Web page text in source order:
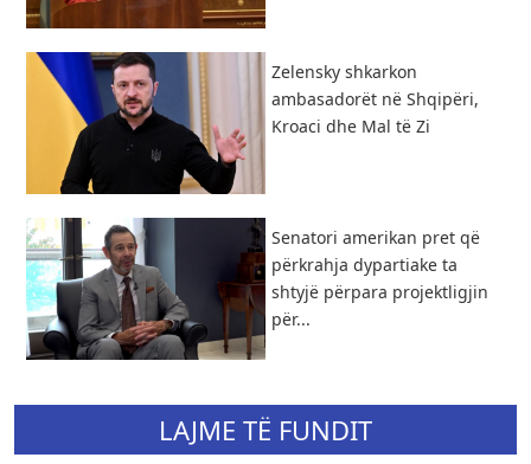
Zelensky shkarkon
ambasadorët në Shqipëri,
Kroaci dhe Mal të Zi
Senatori amerikan pret që
përkrahja dypartiake ta
shtyjë përpara projektligjin
për...
LAJME TË FUNDIT